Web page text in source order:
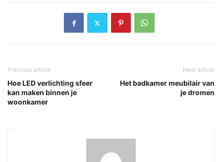
Previous article
Hoe LED verlichting sfeer
kan maken binnen je
woonkamer
Next article
Het badkamer meubilair van
je dromen